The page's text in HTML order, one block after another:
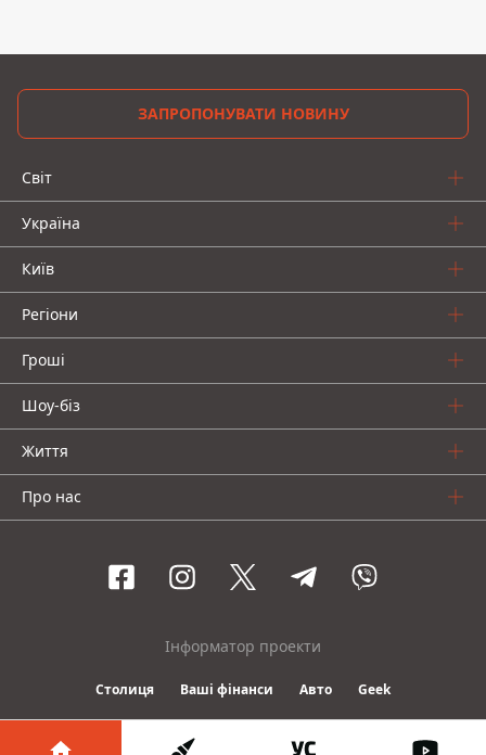
ЗАПРОПОНУВАТИ НОВИНУ
Світ
Україна
Київ
Регіони
Гроші
Шоу-біз
Життя
Про нас
Інформатор проекти
Столиця Ваші фінанси Авто Geek
© 2016-2026 Informator